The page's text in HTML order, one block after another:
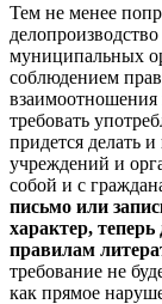
Тем не менее
муниципальных
соблюдением
взаимоотношения
требовать
придется делать
учреждений и
собой и с
письмо или
характер,
правилам
требование не
как прямое